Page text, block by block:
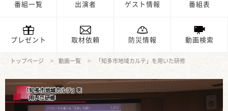
番組一覧 出演者 ゲスト情報 番組表
プレゼント 取材依頼 防災情報 動画検索
トップページ 動画一覧 「知多市地域カルテ」を用いた研修